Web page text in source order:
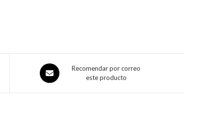
Recomendar por correo
este producto